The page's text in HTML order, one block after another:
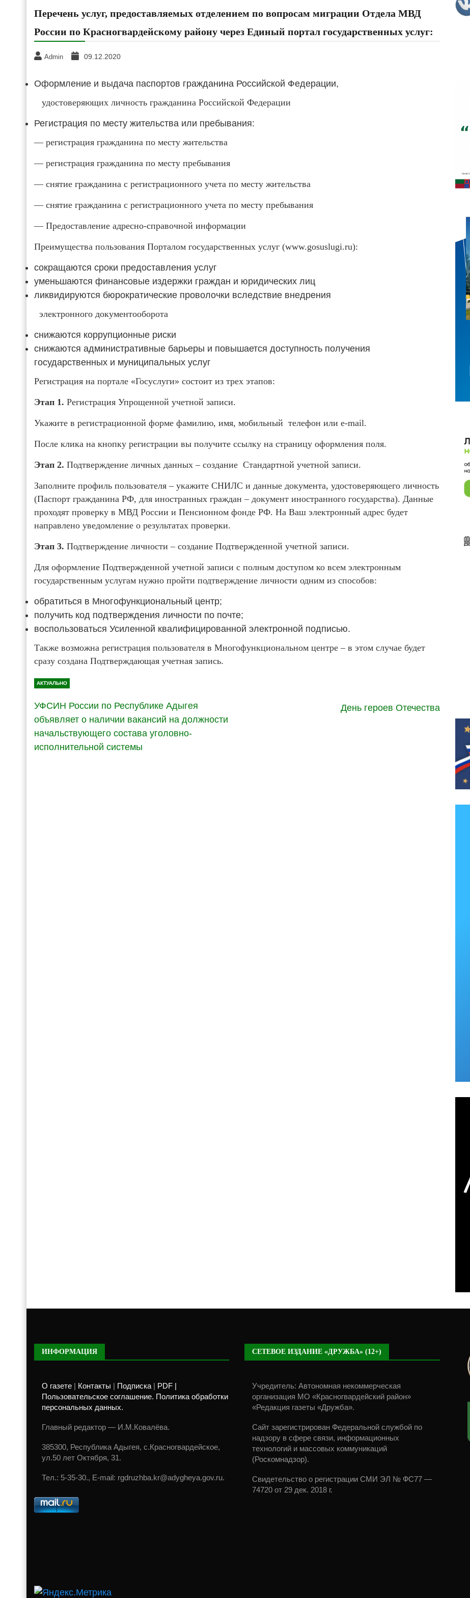
Перечень услуг, предоставляемых отделением по вопросам миграции Отдела МВД
России по Красногвардейскому району через Единый портал государственных услуг:
Admin 09.12.2020
Оформление и выдача паспортов гражданина Российской Федерации,
удостоверяющих личность гражданина Российской Федерации
Регистрация по месту жительства или пребывания:
— регистрация гражданина по месту жительства
— регистрация гражданина по месту пребывания
— снятие гражданина с регистрационного учета по месту жительства
— снятие гражданина с регистрационного учета по месту пребывания
— Предоставление адресно-справочной информации
Преимущества пользования Порталом государственных услуг (www.gosuslugi.ru):
сокращаются сроки предоставления услуг
уменьшаются финансовые издержки граждан и юридических лиц
ликвидируются бюрократические проволочки вследствие внедрения
электронного документооборота
снижаются коррупционные риски
снижаются административные барьеры и повышается доступность получения
государственных и муниципальных услуг
Регистрация на портале «Госуслуги» состоит из трех этапов:
Этап 1. Регистрация Упрощенной учетной записи.
Укажите в регистрационной форме фамилию, имя, мобильный телефон или e-mail.
После клика на кнопку регистрации вы получите ссылку на страницу оформления поля.
Этап 2. Подтверждение личных данных – создание Стандартной учетной записи.
Заполните профиль пользователя – укажите СНИЛС и данные документа, удостоверяющего личность
(Паспорт гражданина РФ, для иностранных граждан – документ иностранного государства). Данные
проходят проверку в МВД России и Пенсионном фонде РФ. На Ваш электронный адрес будет
направлено уведомление о результатах проверки.
Этап 3. Подтверждение личности – создание Подтвержденной учетной записи.
Для оформление Подтвержденной учетной записи с полным доступом ко всем электронным
государственным услугам нужно пройти подтверждение личности одним из способов:
обратиться в Многофункциональный центр;
получить код подтверждения личности по почте;
воспользоваться Усиленной квалифицированной электронной подписью.
Также возможна регистрация пользователя в Многофункциональном центре – в этом случае будет
сразу создана Подтверждающая учетная запись.
АКТУАЛЬНО
УФСИН России по Республике Адыгея
объявляет о наличии вакансий на должности
начальствующего состава уголовно-
исполнительной системы
День героев Отечества
ИНФОРМАЦИЯ
О газете Контакты Подписка
PDF |
Пользовательское соглашение. Политика обработки
персональных данных.
Главный редактор — И.М.Ковалёва.
385300, Республика Адыгея, с.Красногвардейское,
ул.50 лет Октября, 31.
Тел.: 5-35-30., E-mail: rgdruzhba.kr@adygheya.gov.ru.
СЕТЕВОЕ ИЗДАНИЕ «ДРУЖБА» (12+)
Учредитель: Автономная некоммерческая
организация МО «Красногвардейский район»
«Редакция газеты «Дружба».
Сайт зарегистрирован Федеральной службой по
надзору в сфере связи, информационных
технологий и массовых коммуникаций
(Роскомнадзор).
Свидетельство о регистрации СМИ ЭЛ № ФС77 —
74720 от 29 дек. 2018 г.